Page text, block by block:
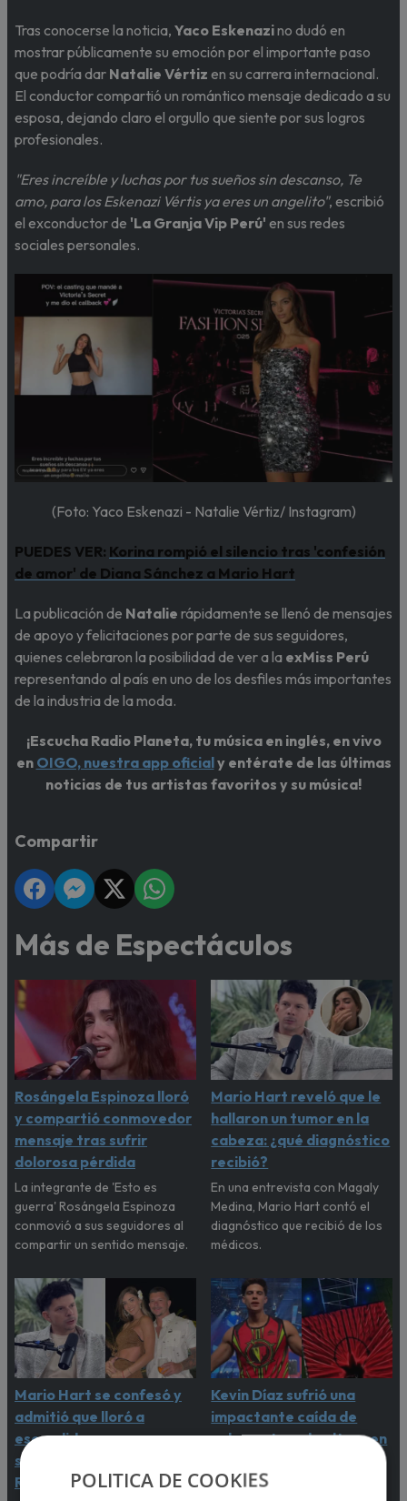
Tras conocerse la noticia, Yaco Eskenazino dudó en
mostrar públicamente su emoción por el importante paso
que podría dar Natalie Vértiz en su carrera internacional.
El conductor compartió un romántico mensaje dedicado a su
esposa, dejando claro el orgullo que siente por sus logros
profesionales.
"Eres increíble y luchas por tus sueños sin descanso, Te
amo, para los Eskenazi Vértis ya eres un angelito", escribió
el exconductor de 'La Granja Vip Perú' en sus redes
sociales personales.
(Foto: Yaco Eskenazi - Natalie Vértiz/ Instagram)
PUEDES VER: Korina rompió el silencio tras 'confesión
de amor' de Diana Sánchez a Mario Hart
La publicación de Natalie rápidamente se llenó de mensajes
de apoyo y felicitaciones por parte de sus seguidores,
quienes celebraron la posibilidad de ver a la exMiss Perú
representando al país en uno de los desfiles más importantes
de la industria de la moda.
¡Escucha Radio Planeta, tu música en inglés, en vivo
en OIGO, nuestra app oficialy entérate de las últimas
noticias de tus artistas favoritos y su música!
Compartir
Más de Espectáculos
Rosángela Espinoza lloró
y compartió conmovedor
mensaje tras sufrir
dolorosa pérdida
La integrante de 'Esto es
guerra' Rosángela Espinoza
conmovió a sus seguidores al
compartir un sentido mensaje.
Mario Hart reveló que le
hallaron un tumor en la
cabeza: ¿qué diagnóstico
recibió?
En una entrevista con Magaly
Medina, Mario Hart contó el
diagnóstico que recibió de los
médicos.
Mario Hart se confesó y
admitió que lloró a
escondidas por
separación de Korina
Rivadeneira
Kevin Díaz sufrió una
impactante caída de
ocho metros de altura en
El incidente que preocupó a
POLITICA DE COOKIES